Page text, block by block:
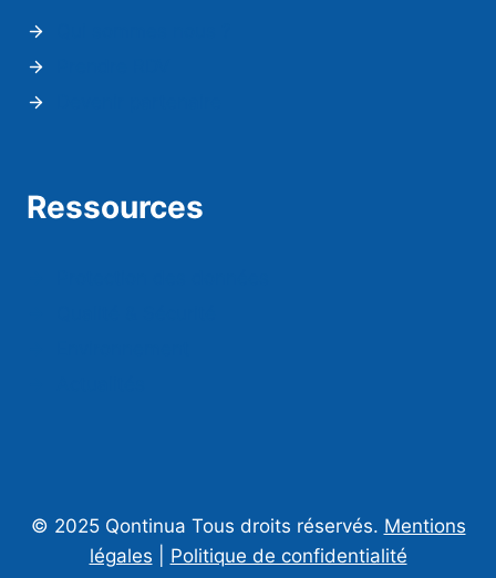
Ressources
© 2025 Qontinua Tous droits réservés. Mentions
légales
Politique de confidentialité